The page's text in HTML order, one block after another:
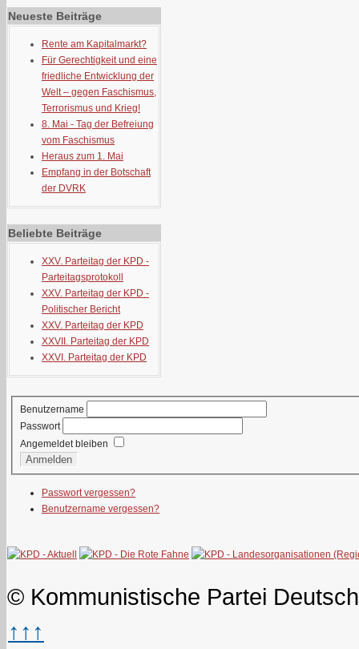
Neueste Beiträge
Rente am Kapitalmarkt?
Für Gerechtigkeit und eine
friedliche Entwicklung der
Welt – gegen Faschismus,
Terrorismus und Krieg!
8. Mai - Tag der Befreiung
vom Faschismus
Heraus zum 1. Mai
Empfang in der Botschaft
der DVRK
Beliebte Beiträge
XXV. Parteitag der KPD -
Parteitagsprotokoll
XXV. Parteitag der KPD -
Politischer Bericht
XXV. Parteitag der KPD
XXVII. Parteitag der KPD
XXVI. Parteitag der KPD
Benutzername
Passwort
Angemeldet bleiben
Anmelden
Passwort vergessen?
Benutzername vergessen?
© Kommunistische Partei
↑↑↑